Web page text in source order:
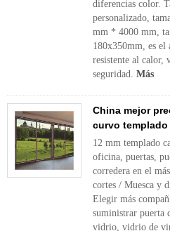
diferencias color.
personalizado,
mm * 4000 mm,
180x350mm, es
resistente al
seguridad. Más
China mejor
curvo
12 mm templado
oficina, puertas,
corredera en el
cortes / Muesca y
Elegir más
suministrar puerta
vidrio, vidrio de